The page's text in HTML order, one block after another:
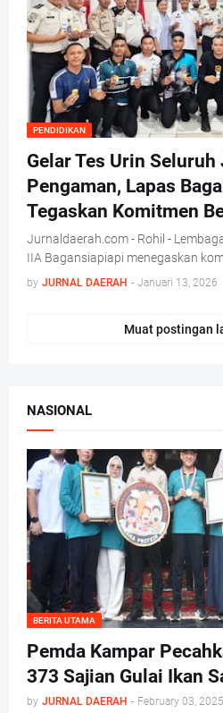
PENDIDIKAN
Gelar Tes Urin Seluruh
Pengaman, Lapas
Tegaskan Komitmen
Jurnaldaerah.com - Rohil -
IIA Bagansiapiapi menegaskan
by JURNAL DAERAH - Januari 13, 2026
Muat postingan
NASIONAL
BERITA UTAMA
Pemda Kampar
373 Sajian Gulai Ikan
by JURNAL DAERAH - February 03, 2025